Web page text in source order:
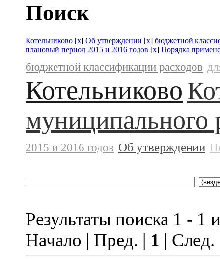
Поиск
Котельниково [x] Об утверждении [x] бюджетной
плановый период 2015 и 2016 годов [x] Порядка
бюджетной классификации расходов
Котельниково
муниципального
2015 и 2016 годов Об утверждении
Результаты поиска 1 - 1
Начало | Пред. | 1 |